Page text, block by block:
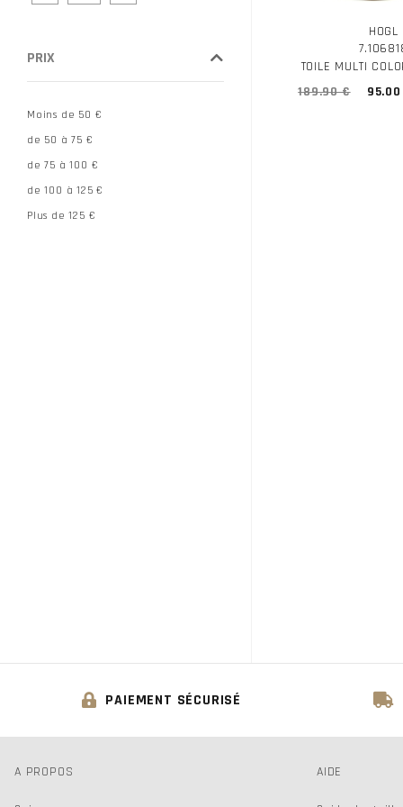
TROPEZIENNE
UNISA
WONDERS
YOKONO
PRIX
Moins de 50 €
de 50 à 75 €
de 75 à 100 €
de 100 à 125 €
Plus de 125 €
HOGL
TOILE MULTI
189.90 €
PAIEMENT SÉCURISÉ
A PROPOS AIDE